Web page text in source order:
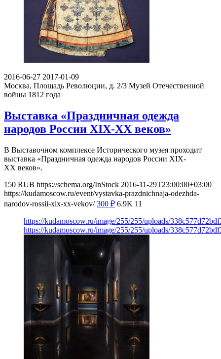
2016-06-27 2017-01-09
Москва, Площадь Революции, д. 2/3 Музей Отечественной
войны 1812 года
Выставка «Праздничная одежда
народов России XIX-XX веков»
В Выставочном комплексе Исторического музея проходит
выставка «Праздничная одежда народов России XIX-
XX веков».
150 RUB https://schema.org/InStock 2016-11-29T23:00:00+03:00
https://kudamoscow.ru/event/vystavka-prazdnichnaja-odezhda-
narodov-rossii-xix-xx-vekov/ 300 ₽ 6.9K 11
https://kudamoscow.ru/image/255/255/uploads/
https://kudamoscow.ru/image/255/255/uploads/